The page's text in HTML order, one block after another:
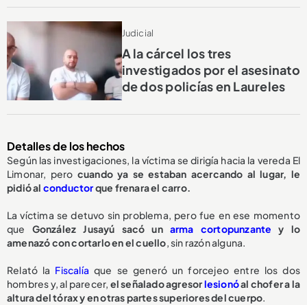
Judicial
A la cárcel los tres
investigados por el asesinato
de dos policías en Laureles
Detalles de los hechos
Según las investigaciones, la víctima se dirigía hacia la vereda El
Limonar, pero cuando ya se estaban acercando al lugar, le
pidió al conductorque frenara el carro.
La víctima se detuvo sin problema, pero fue en ese momento
que GonzálezJusayú sacó un arma cortopunzante y lo
amenazó con cortarlo en el cuello, sin razón alguna.
Relató la Fiscalía que se generó un forcejeo entre los dos
hombres y, al parecer, el señalado agresorlesionóal chofer a la
altura del tórax y en otras partes superiores del cuerpo.